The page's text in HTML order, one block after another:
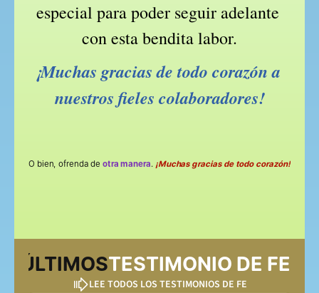
especial para poder seguir adelante
con esta bendita labor.
¡Muchas gracias de todo corazón a
nuestros fieles colaboradores!
O bien, ofrenda deotra manera. ¡Muchas gracias de todo corazón!
ÚLTIMOSTESTIMONIO DE FE
LEE TODOS LOS TESTIMONIOS DE FE